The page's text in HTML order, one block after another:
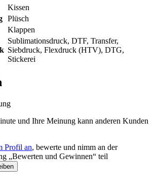
Kissen
Plüsch
Klappen
Sublimationsdruck, DTF, Transfer,
Siebdruck, Flexdruck (HTV), DTG,
Stickerei
und Ihre Meinung kann anderen Kunden
Profil an, bewerte und nimm an der
„Bewerten und Gewinnen“ teil